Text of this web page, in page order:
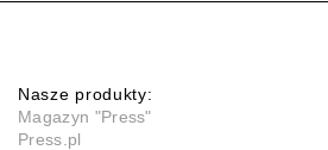
Nasze produkty:
Magazyn "Press"
Press.pl